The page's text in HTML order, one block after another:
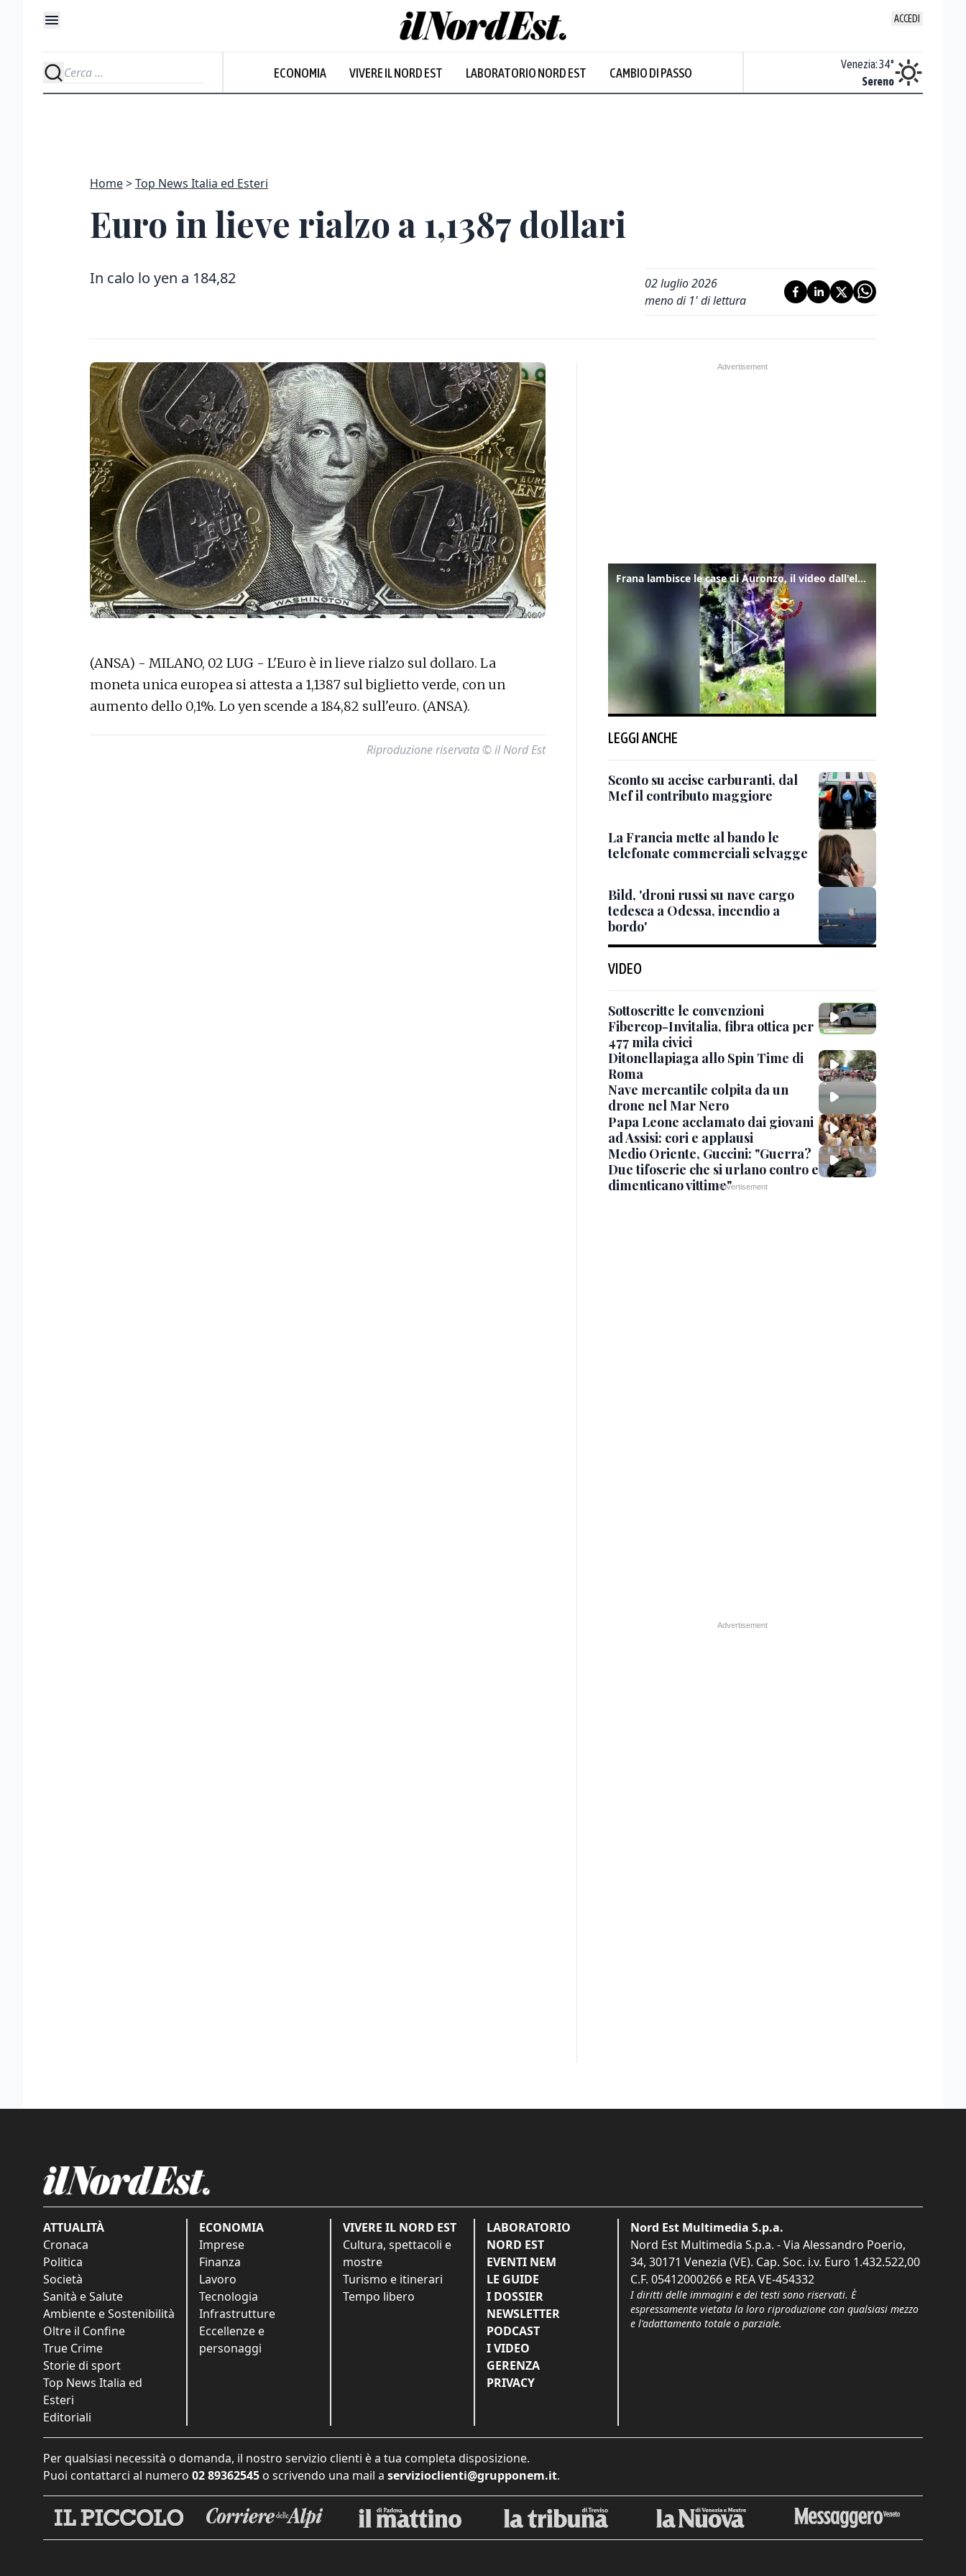
ACCEDI
ECONOMIA VIVERE IL NORD EST LABORATORIO NORD EST CAMBIO DI PASSO
Nuvoloso
Venezia:34°
Sereno
Home Top News Italia ed Esteri
Euro in lieve rialzo a 1,1387 dollari
In calo lo yen a 184,82
02 luglio 2026
meno di 1' di lettura
(ANSA) - MILANO, 02 LUG - L'Euro è in lieve rialzo sul dollaro. La
moneta unica europea si attesta a 1,1387 sul biglietto verde, con un
aumento dello 0,1%. Lo yen scende a 184,82 sull'euro. (ANSA).
Riproduzione riservata © il Nord Est
Frana lambisce le case di Auronzo, il video dall'elicottero dei vigili del fuoco
LEGGI ANCHE
Sconto su accise carburanti, dal
Mef il contributo maggiore
La Francia mette al bando le
telefonate commerciali selvagge
Bild, 'droni russi su nave cargo
tedesca a Odessa, incendio a
bordo'
VIDEO
Sottoscritte le convenzioni
Fibercop-Invitalia, fibra ottica per
477 mila civici
Ditonellapiaga allo Spin Time di
Roma
Nave mercantile colpita da un
drone nel Mar Nero
Papa Leone acclamato dai giovani
ad Assisi: cori e applausi
Medio Oriente, Guccini: "Guerra?
Due tifoserie che si urlano contro e
dimenticano vittime"
ATTUALITÀ
Cronaca
Politica
Società
Sanità e Salute
Ambiente e Sostenibilità
Oltre il Confine
True Crime
Storie di sport
Top News Italia ed
Esteri
Editoriali
ECONOMIA
Imprese
Finanza
Lavoro
Tecnologia
Infrastrutture
Eccellenze e
personaggi
VIVERE IL NORD EST
Cultura, spettacoli e
mostre
Turismo e itinerari
Tempo libero
LABORATORIO
NORD EST
EVENTI NEM
LE GUIDE
I DOSSIER
NEWSLETTER
PODCAST
I VIDEO
GERENZA
PRIVACY
Nord Est Multimedia S.p.a.
Nord Est Multimedia S.p.a. - Via Alessandro Poerio,
34, 30171 Venezia (VE). Cap. Soc. i.v. Euro 1.432.522,00
C.F. 05412000266 e REA VE-454332
I diritti delle immagini e dei testi sono riservati. È
espressamente vietata la loro riproduzione con qualsiasi mezzo
e l'adattamento totale o parziale.
Per qualsiasi necessità o domanda, il nostro servizio clienti è a tua completa disposizione.
Puoi contattarci al numero 02 89362545 o scrivendo una mail a servizioclienti@grupponem.it.